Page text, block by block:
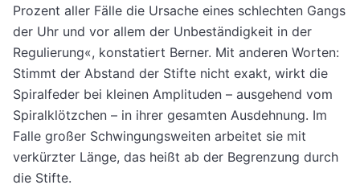
Prozent aller Fälle die Ursache eines schlechten Gangs
der Uhr und vor allem der Unbeständigkeit in der
Regulierung«, konstatiert Berner. Mit anderen Worten:
Stimmt der Abstand der Stifte nicht exakt, wirkt die
Spiralfeder bei kleinen Amplituden – ausgehend vom
Spiralklötzchen – in ihrer gesamten Ausdehnung. Im
Falle großer Schwingungsweiten arbeitet sie mit
verkürzter Länge, das heißt ab der Begrenzung durch
die Stifte.